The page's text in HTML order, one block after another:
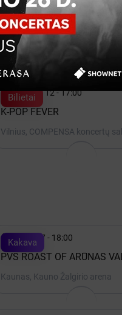
Bilietai
Rugpjūtis 20 - 20:00
Natalija Bunkė Vasaros
Vilnius, Vasaros terasa
Bilietai
Rugsėjis 12 - 17:00
K-POP FEVER
Vilnius, COMPENSA koncertų
Kakava
Spalis 17 - 18:00
PVŠ ROAST OF ARŪNAS
Kaunas, Kauno Žalgirio arena